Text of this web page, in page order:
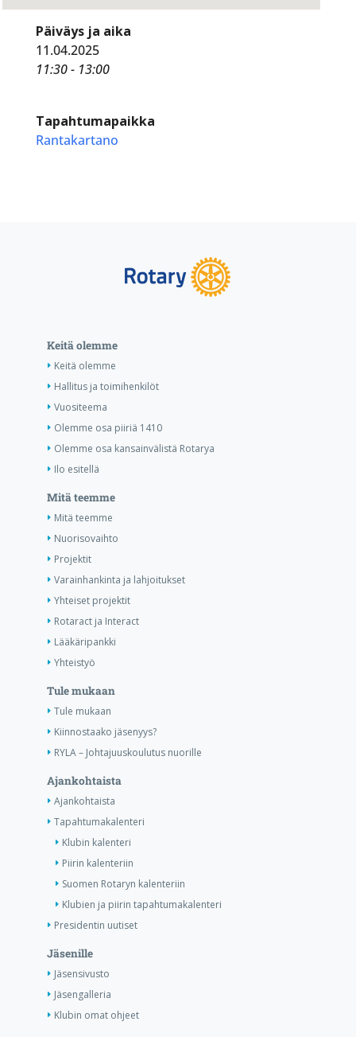
Päiväys ja aika
11.04.2025
11:30 - 13:00
Tapahtumapaikka
Rantakartano
Keitä olemme
Keitä olemme
Hallitus ja toimihenkilöt
Vuositeema
Olemme osa piiriä 1410
Olemme osa kansainvälistä Rotarya
Ilo esitellä
Mitä teemme
Mitä teemme
Nuorisovaihto
Projektit
Varainhankinta ja lahjoitukset
Yhteiset projektit
Rotaract ja Interact
Lääkäripankki
Yhteistyö
Tule mukaan
Tule mukaan
Kiinnostaako jäsenyys?
RYLA – Johtajuuskoulutus nuorille
Ajankohtaista
Ajankohtaista
Tapahtumakalenteri
Klubin kalenteri
Piirin kalenteriin
Suomen Rotaryn kalenteriin
Klubien ja piirin tapahtumakalenteri
Presidentin uutiset
Jäsenille
Jäsensivusto
Jäsengalleria
Klubin omat ohjeet